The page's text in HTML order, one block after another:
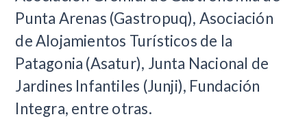
Punta Arenas (Gastropuq), Asociación
de Alojamientos Turísticos de la
Patagonia (Asatur), Junta Nacional de
Jardines Infantiles (Junji), Fundación
Integra, entre otras.